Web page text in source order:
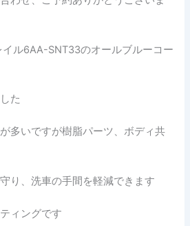
ル6AA-SNT33のオールブルーコー
た
多いですが樹脂パーツ、ボディ共
り、洗車の手間を軽減できます
ィングです